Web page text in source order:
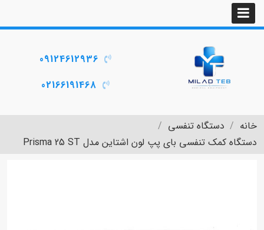
09124612936
02166191468
خانه
دستگاه تنفسی
دستگاه کمک تنفسی بای پپ لون اشتاین مدل Prisma 25 ST